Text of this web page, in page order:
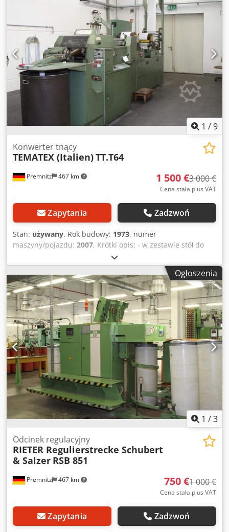
rolek do długości cięcia 38 mm Maszyna jest nadal
zainstalowana i gotowa do pracy, można ją obejrzeć na
miejscu. Kupujący musi samodzielnie zdemontować i
odebrać maszynę. Odbiór w 14712 Premnitz Z
zastrzeżeniem wcześniejszej sprzedaży Zapytania prosimy
wysyłać wyłącznie pocztą elektroniczną.
1 /9
Premnitz 467 km
Konwerter tnący
TEMATEX (Italien)TT.T64
1 500 €3 000 €
Cena stała plus VAT
Zapytania Zadzwoń
Stan: używany, Rok budowy: 1973, numer
maszyny/pojazdu: 2007, Krótki opis: - w zestawie stół do
splatania - dostępna dokumentacja maszyny Ostatnie
zastosowanie (styczeń 2024): - techniczne testy produktów
asortymentu kabli konwerterów tnących z poliestru - ocena
zachowania podczas pracy przy stałych ustawieniach
maszyny - 1,9–6,7 dtex - 2x80 ktex–2x120 ktex Djdpew
Rlnasfx Aklekr - odkładanie do kanistra - akcesoria/części
zamienne częściowo dostępne Maszyna jest
zdemontowana i zmagazynowana, ale można ją obejrzeć
na miejscu. Tylko odbiór osobisty w 14727 Premnitz przez
kupującego, brak możliwości wysyłki. W przypadku
zainteresowania oczekujemy na Państwa ofertę. Zapytania
prosimy kierować wyłącznie pisemnie.
Ogłoszenia
1 /3
Premnitz 467 km
Odcinek regulacyjny
RIETER Regulierstrecke Schubert
& Salzer RSB 851
750 €1 000 €
Cena stała plus VAT
Zapytania Zadzwoń